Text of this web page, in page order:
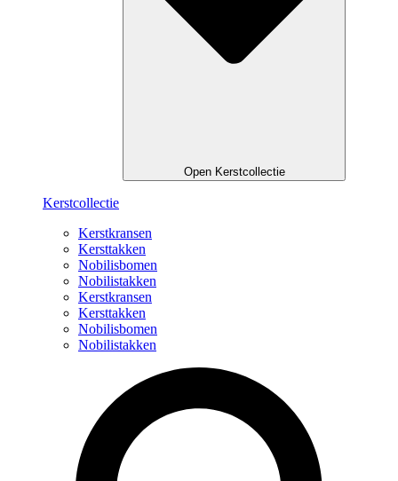
Open Kerstcollectie
Kerstcollectie
Kerstkransen
Kersttakken
Nobilisbomen
Nobilistakken
Kerstkransen
Kersttakken
Nobilisbomen
Nobilistakken